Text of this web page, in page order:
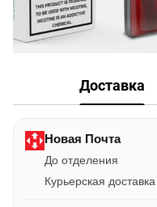
Доставка
Новая Почта
До отделения
Курьерская доставка